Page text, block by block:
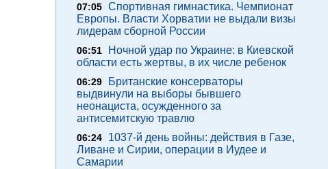
07:05 Спортивная гимнастика. Чемпионат
Европы. Власти Хорватии не выдали визы
лидерам сборной России
06:51
Ночной удар по Украине: в Киевской
области есть жертвы, в их числе ребенок
06:29
Британские консерваторы
выдвинули на выборы бывшего
неонациста, осужденного за
антисемитскую травлю
06:24
1037-й день войны: действия в Газе,
Ливане и Сирии, операции в Иудее и
Самарии